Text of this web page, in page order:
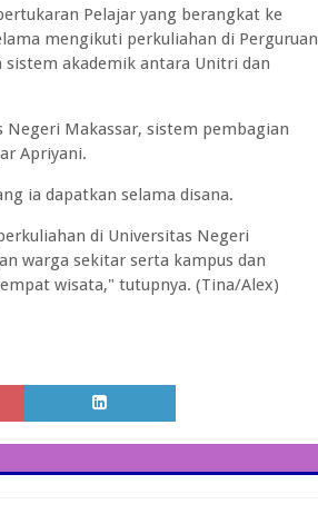
Pelajar yang berangkat ke
mengikuti perkuliahan di Perguruan
akademik antara Unitri dan
Negeri Makassar, sistem pembagian
Apriyani.
ia dapatkan selama disana.
di Universitas Negeri
warga sekitar serta kampus dan
wisata," tutupnya. (Tina/Alex)